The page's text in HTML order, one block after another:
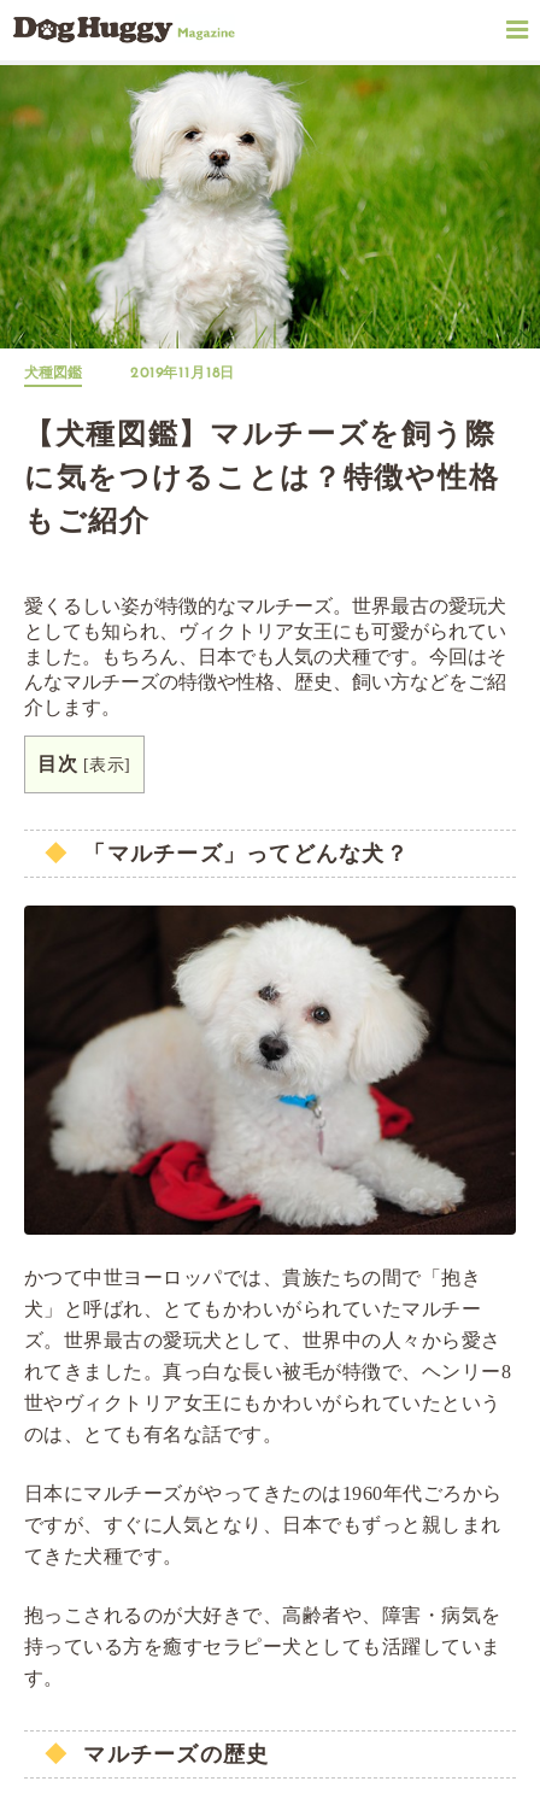
犬種図鑑 2019年11月18日
【犬種図鑑】マルチーズを飼う際
に気をつけることは？特徴や性格
もご紹介
愛くるしい姿が特徴的なマルチーズ。世界最古の愛玩犬
としても知られ、ヴィクトリア女王にも可愛がられてい
ました。もちろん、日本でも人気の犬種です。今回はそ
んなマルチーズの特徴や性格、歴史、飼い方などをご紹
介します。
目次 [表示]
「マルチーズ」ってどんな犬？
かつて中世ヨーロッパでは、貴族たちの間で「抱き
犬」と呼ばれ、とてもかわいがられていたマルチー
ズ。世界最古の愛玩犬として、世界中の人々から愛さ
れてきました。真っ白な長い被毛が特徴で、ヘンリー8
世やヴィクトリア女王にもかわいがられていたという
のは、とても有名な話です。
日本にマルチーズがやってきたのは1960年代ごろから
ですが、すぐに人気となり、日本でもずっと親しまれ
てきた犬種です。
抱っこされるのが大好きで、高齢者や、障害・病気を
持っている方を癒すセラピー犬としても活躍していま
す。
マルチーズの歴史